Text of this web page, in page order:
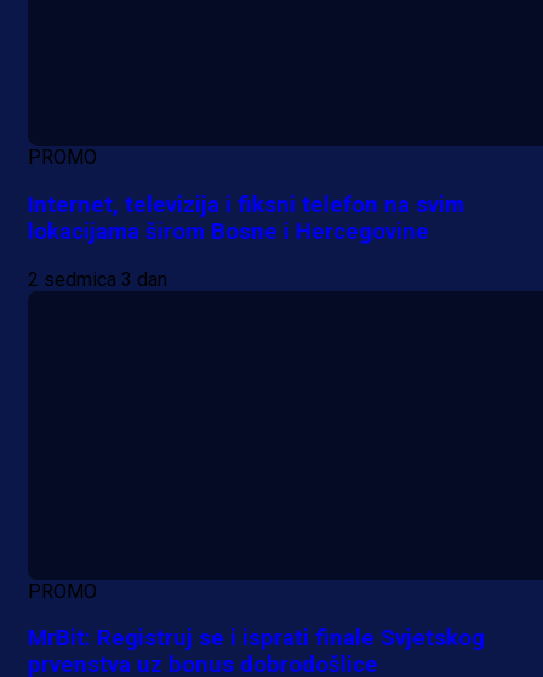
PROMO
Internet, televizija i fiksni telefon na svim
lokacijama širom Bosne i Hercegovine
2 sedmica 3 dan
PROMO
MrBit: Registruj se i isprati finale Svjetskog
prvenstva uz bonus dobrodošlice